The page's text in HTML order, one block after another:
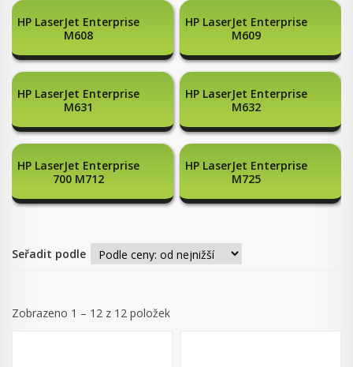
HP LaserJet Enterprise
M608
HP LaserJet Enterprise
M609
HP LaserJet Enterprise
M631
HP LaserJet Enterprise
M632
HP LaserJet Enterprise
700 M712
HP LaserJet Enterprise
M725
Seřadit podle
Zobrazeno 1 – 12 z 12 položek